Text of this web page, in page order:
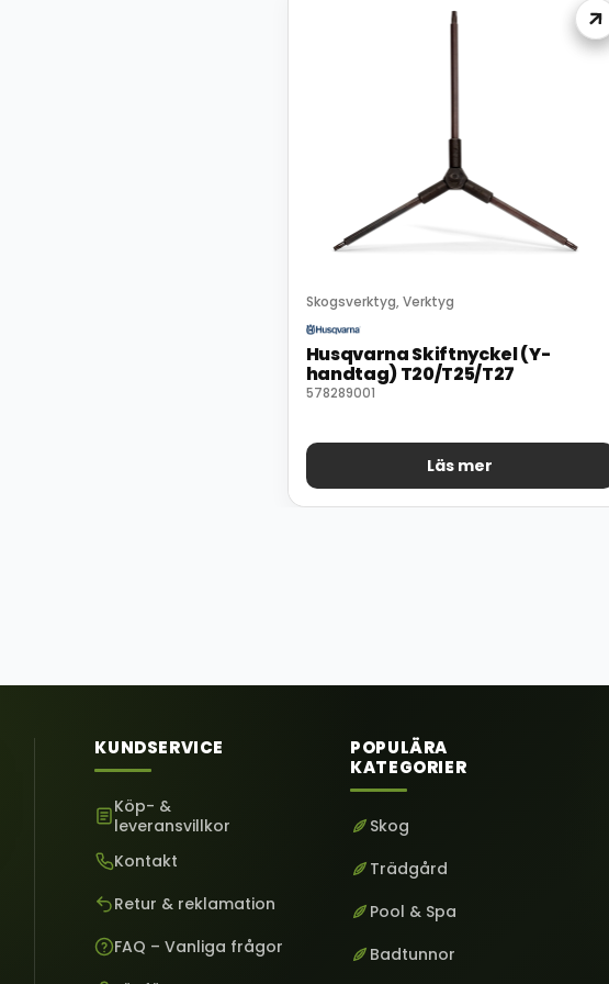
Skogsverktyg, Verktyg
Husqvarna Skiftnyckel (Y-
handtag) T20/T25/T27
578289001
Läs mer
KUNDSERVICE
Köp- &
leveransvillkor
Kontakt
Retur & reklamation
FAQ – Vanliga frågor
POPULÄRA
KATEGORIER
Skog
Trädgård
Pool & Spa
Badtunnor